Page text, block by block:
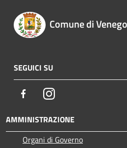
Comune di
SEGUICI SU
FacebookInstagram
AMMINISTRAZIONE
Organi di Governo